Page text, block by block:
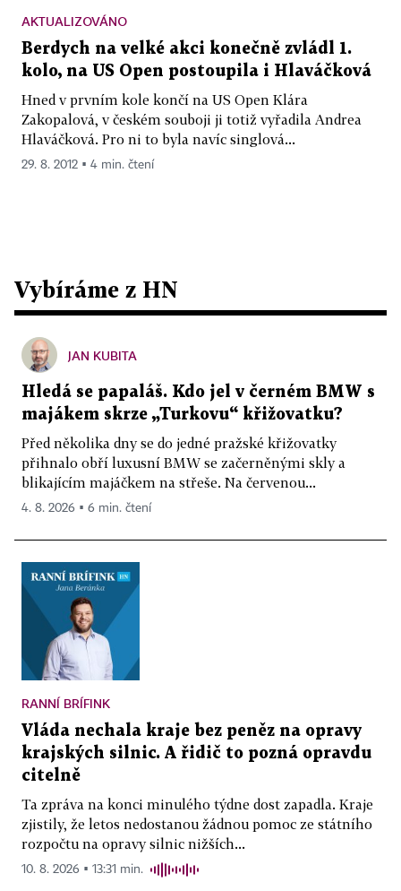
AKTUALIZOVÁNO
Berdych na velké akci konečně zvládl 1.
kolo, na US Open postoupila i Hlaváčková
Hned v prvním kole končí na US Open Klára
Zakopalová, v českém souboji ji totiž vyřadila Andrea
Hlaváčková. Pro ni to byla navíc singlová...
29. 8. 2012 ▪ 4 min. čtení
Vybíráme z HN
JAN KUBITA
Hledá se papaláš. Kdo jel v černém BMW s
majákem skrze „Turkovu“ křižovatku?
Před několika dny se do jedné pražské křižovatky
přihnalo obří luxusní BMW se začerněnými skly a
blikajícím majáčkem na střeše. Na červenou...
4. 8. 2026 ▪ 6 min. čtení
RANNÍ BRÍFINK
Vláda nechala kraje bez peněz na opravy
krajských silnic. A řidič to pozná opravdu
citelně
Ta zpráva na konci minulého týdne dost zapadla. Kraje
zjistily, že letos nedostanou žádnou pomoc ze státního
rozpočtu na opravy silnic nižších...
10. 8. 2026 ▪ 13:31 min.